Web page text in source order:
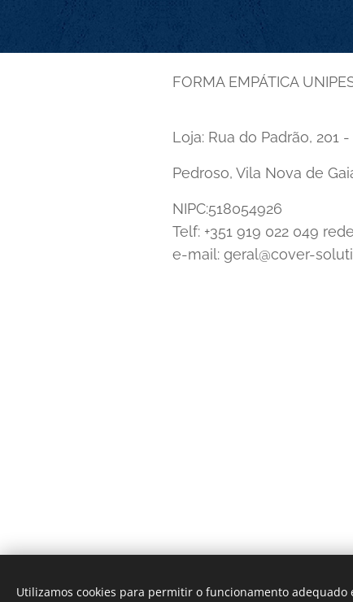
FORMA EMPÁTICA
Loja: Rua do Padrão, 201
Pedroso, Vila Nova de
NIPC:518054926
Telf: +351 919 022 049
e-mail: geral@cover-
Utilizamos cookies para permitir o funcionamento adequado